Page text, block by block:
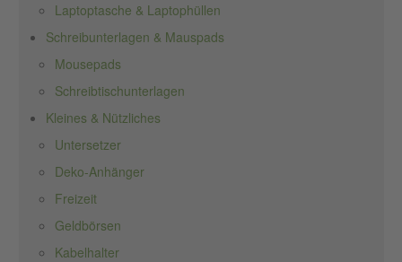
Laptoptasche & Laptophüllen
Schreibunterlagen & Mauspads
Mousepads
Schreibtischunterlagen
Kleines & Nützliches
Untersetzer
Deko-Anhänger
Freizeit
Geldbörsen
Kabelhalter